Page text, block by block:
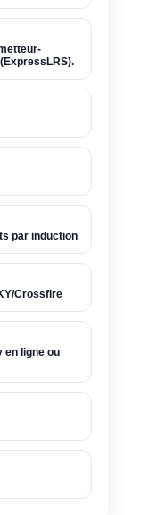
par induction
Crossfire
en ligne ou